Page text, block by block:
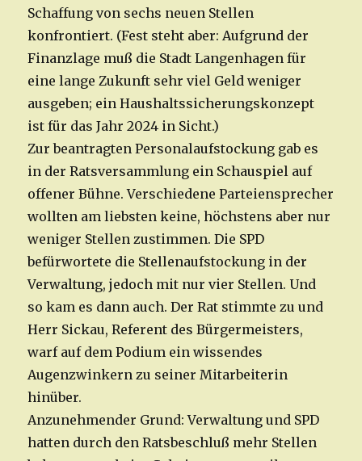
Schaffung von sechs neuen Stellen
konfrontiert. (Fest steht aber: Aufgrund der
Finanzlage muß die Stadt Langenhagen für
eine lange Zukunft sehr viel Geld weniger
ausgeben; ein Haushaltssicherungskonzept
ist für das Jahr 2024 in Sicht.)
Zur beantragten Personalaufstockung gab es
in der Ratsversammlung ein Schauspiel auf
offener Bühne. Verschiedene Parteiensprecher
wollten am liebsten keine, höchstens aber nur
weniger Stellen zustimmen. Die SPD
befürwortete die Stellenaufstockung in der
Verwaltung, jedoch mit nur vier Stellen. Und
so kam es dann auch. Der Rat stimmte zu und
Herr Sickau, Referent des Bürgermeisters,
warf auf dem Podium ein wissendes
Augenzwinkern zu seiner Mitarbeiterin
hinüber.
Anzunehmender Grund: Verwaltung und SPD
hatten durch den Ratsbeschluß mehr Stellen